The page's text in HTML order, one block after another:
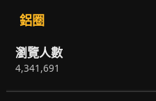
鋁圈
瀏覽人數
4,341,691